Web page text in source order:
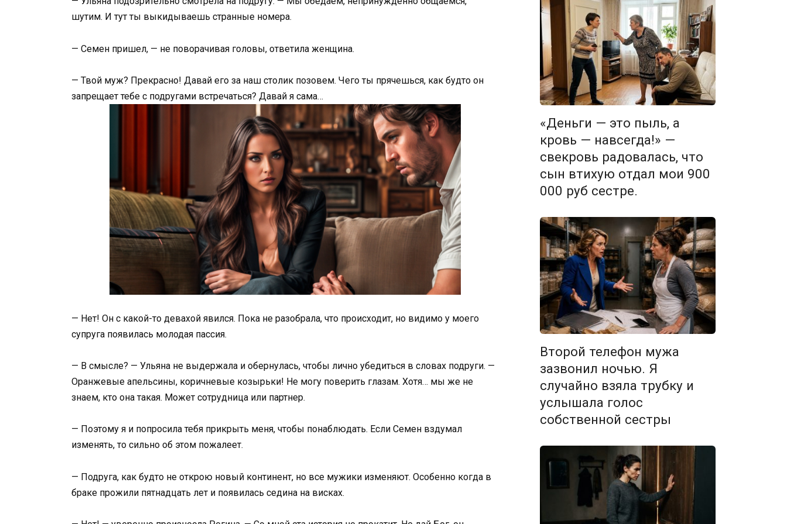
шутим. И тут ты выкидываешь странные номера.
— Семен пришел, — не поворачивая головы, ответила женщина.
— Твой муж? Прекрасно! Давай его за наш столик позовем. Чего ты прячешься, как будто он
запрещает тебе с подругами встречаться? Давай я сама…
— Нет! Он с какой-то девахой явился. Пока не разобрала, что происходит, но видимо у моего
супруга появилась молодая пассия.
— В смысле? — Ульяна не выдержала и обернулась, чтобы лично убедиться в словах подруги. —
Оранжевые апельсины, коричневые козырьки! Не могу поверить глазам. Хотя… мы же не
знаем, кто она такая. Может сотрудница или партнер.
— Поэтому я и попросила тебя прикрыть меня, чтобы понаблюдать. Если Семен вздумал
изменять, то сильно об этом пожалеет.
— Подруга, как будто не открою новый континент, но все мужики изменяют. Особенно когда в
браке прожили пятнадцать лет и появилась седина на висках.
«Деньги — это пыль, а
кровь — навсегда!» —
свекровь радовалась, что
сын втихую отдал мои 900
000 руб сестре.
Второй телефон мужа
зазвонил ночью. Я
случайно взяла трубку и
услышала голос
собственной сестры